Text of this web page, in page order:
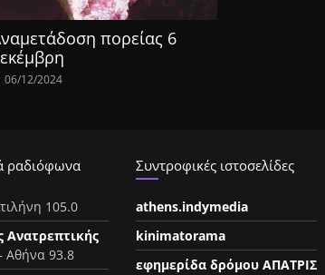
πορείας 6
06/12/2024
ραδιόφωνα
105.0
Ανατρεπτικής
Αθήνα 93.8
Συντροφικές ιστοσελίδες
athens.indymedia
kinimatorama
εφημερίδα δρόμου ΑΠΑΤΡΙΣ